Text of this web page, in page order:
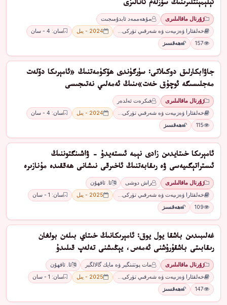
ئېلېمېنتلىرىنىڭ سۆزلەم ئانالىزى
ژۇرنال ماقالىلىرى
مۇھەممەد ئابدۇمىجىت
خەلقئارا ۋەزىيەت ۋە شەرقىي تۈركى…
2024 - يىل
سان: 4 - سان
157
ھەقسىز
جاۋابكارلىق دوكىلاتى: سۈرگۈندى ھۆكۈمەتنىڭ «ئامېرىكا دۆلەت
مەجلىسىگە ئوچۇق خەت»ىنىڭ ئەمەلىي نەتىجىسى
ژۇرنال ماقالىلىرى
فىكرەت ئەلدەر
خەلقئارا ۋەزىيەت ۋە شەرقىي تۈركى…
2024 - يىل
سان: 4 - سان
115
ھەقسىز
ئامېرىكا خىتايدىن زادى نېمە ئىستەيدۇ - ۋاشىنگتوننىڭ
ئىستراتېگىيەسى ۋە رىقابەتنىڭ ئاخىرقى نىشانى ھەققىدە مۇنازىرە
ژۇرنال ماقالىلىرى راش دوشى
ئا. ئاقھۇن
خەلقئارا ۋەزىيەت ۋە شەرقىي تۈركى…
2025 - يىل
سان: 1 - سان
109
ھەقسىز
غەلىبىدىن باشقا يول يوق: ئامېرىكانىڭ خىتاي بىلەن بولغان
رىقابىتى باشقۇرۇشنى ئەمەس، يېڭىشنى تەلەپ قىلىدۇ
ژۇرنال ماقالىلىرى مات پوتتىنگېر ۋە مايك گالالگېر
ئا. ئاقھۇن
خەلقئارا ۋەزىيەت ۋە شەرقىي تۈركى…
2025 - يىل
سان: 1 - سان
147
ھەقسىز